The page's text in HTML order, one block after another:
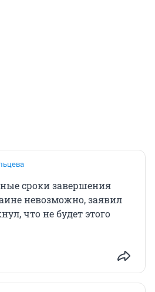
сроки завершения
невозможно, заявил
что не будет этого